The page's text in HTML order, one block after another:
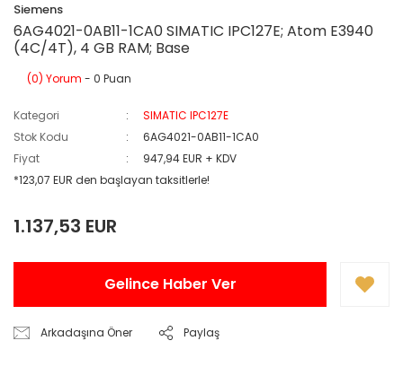
Siemens
6AG4021-0AB11-1CA0 SIMATIC IPC127E; Atom E3940
(4C/4T), 4 GB RAM; Base
(0) Yorum - 0 Puan
Kategori
SIMATIC IPC127E
Stok Kodu
6AG4021-0AB11-1CA0
Fiyat
947,94 EUR + KDV
*123,07 EUR den başlayan taksitlerle!
1.137,53 EUR
Gelince Haber Ver
Arkadaşına Öner Paylaş